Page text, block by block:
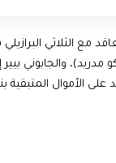
مع الثلاثي
مدريد)، والجابوني بيير
الأموال المتبقية